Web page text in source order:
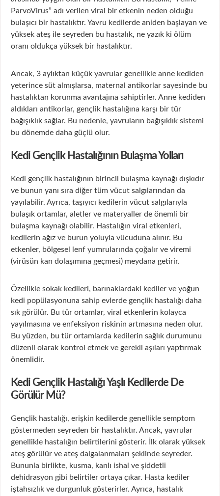
ParvoVirus” adı verilen viral bir etkenin neden olduğu
bulaşıcı bir hastalıktır. Yavru kedilerde aniden başlayan ve
yüksek ateş ile seyreden bu hastalık, ne yazık ki ölüm
oranı oldukça yüksek bir hastalıktır.
Ancak, 3 aylıktan küçük yavrular genellikle anne kediden
yeterince süt almışlarsa, maternal antikorlar sayesinde bu
hastalıktan korunma avantajına sahiptirler. Anne kediden
aldıkları antikorlar, gençlik hastalığına karşı bir tür
bağışıklık sağlar. Bu nedenle, yavruların bağışıklık sistemi
bu dönemde daha güçlü olur.
Kedi Gençlik Hastalığının Bulaşma Yolları
Kedi gençlik hastalığının birincil bulaşma kaynağı dışkıdır
ve bunun yanı sıra diğer tüm vücut salgılarından da
yayılabilir. Ayrıca, taşıyıcı kedilerin vücut salgılarıyla
bulaşık ortamlar, aletler ve materyaller de önemli bir
bulaşma kaynağı olabilir. Hastalığın viral etkenleri,
kedilerin ağız ve burun yoluyla vücuduna alınır. Bu
etkenler, bölgesel lenf yumrularında çoğalır ve viremi
(virüsün kan dolaşımına geçmesi) meydana getirir.
Özellikle sokak kedileri, barınaklardaki kediler ve yoğun
kedi popülasyonuna sahip evlerde gençlik hastalığı daha
sık görülür. Bu tür ortamlar, viral etkenlerin kolayca
yayılmasına ve enfeksiyon riskinin artmasına neden olur.
Bu yüzden, bu tür ortamlarda kedilerin sağlık durumunu
düzenli olarak kontrol etmek ve gerekli aşıları yaptırmak
önemlidir.
Kedi Gençlik Hastalığı Yaşlı Kedilerde De
Görülür Mü?
Gençlik hastalığı, erişkin kedilerde genellikle semptom
göstermeden seyreden bir hastalıktır. Ancak, yavrular
genellikle hastalığın belirtilerini gösterir. İlk olarak yüksek
ateş görülür ve ateş dalgalanmaları şeklinde seyreder.
Bununla birlikte, kusma, kanlı ishal ve şiddetli
dehidrasyon gibi belirtiler ortaya çıkar. Hasta kediler
iştahsızlık ve durgunluk gösterirler. Ayrıca, hastalık